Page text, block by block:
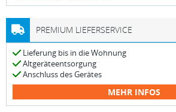
PREMIUM LIEFERSERVICE
Lieferung bis in die Wohnung
Altgeräteentsorgung
Anschluss des Gerätes
MEHR INFOS